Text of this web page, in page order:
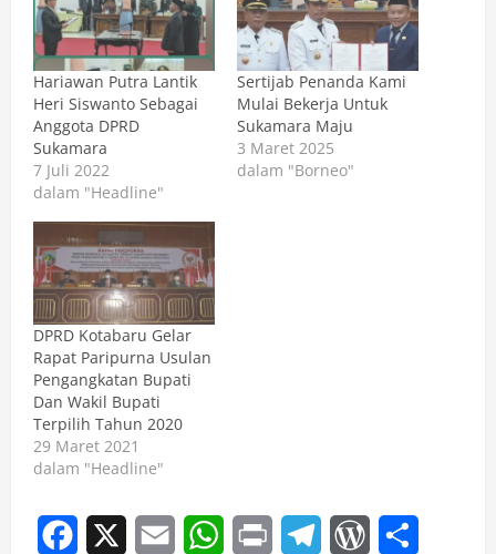
Hariawan Putra Lantik
Heri Siswanto Sebagai
Anggota DPRD
Sukamara
7 Juli 2022
dalam "Headline"
Sertijab Penanda Kami
Mulai Bekerja Untuk
Sukamara Maju
3 Maret 2025
dalam "Borneo"
DPRD Kotabaru Gelar
Rapat Paripurna Usulan
Pengangkatan Bupati
Dan Wakil Bupati
Terpilih Tahun 2020
29 Maret 2021
dalam "Headline"
Facebook Email WhatsApp
Print TelegramWordPress